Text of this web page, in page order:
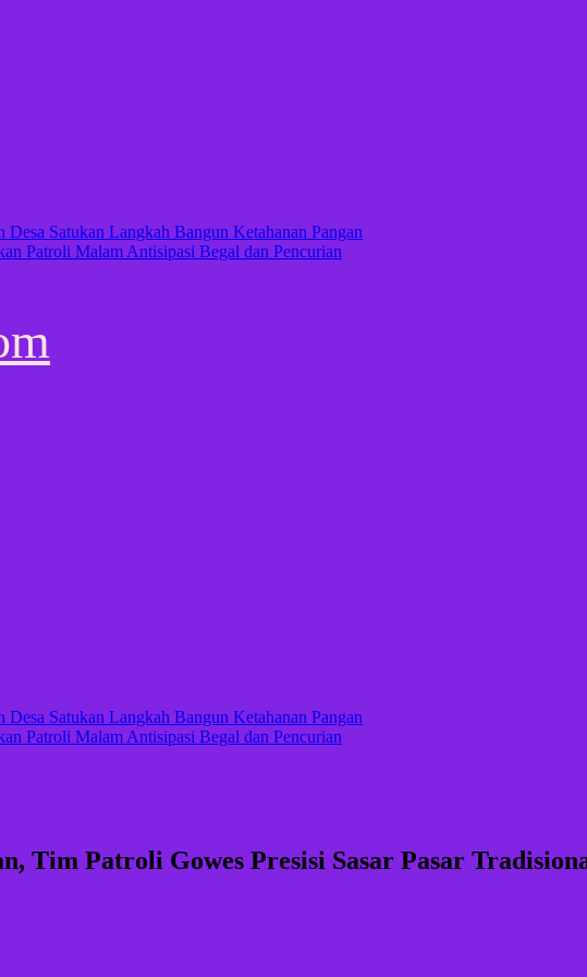
Satukan Langkah Bangun Ketahanan Pangan
Patroli Malam Antisipasi Begal dan Pencurian
Satukan Langkah Bangun Ketahanan Pangan
Patroli Malam Antisipasi Begal dan Pencurian
Tim Patroli Gowes Presisi Sasar Pasar